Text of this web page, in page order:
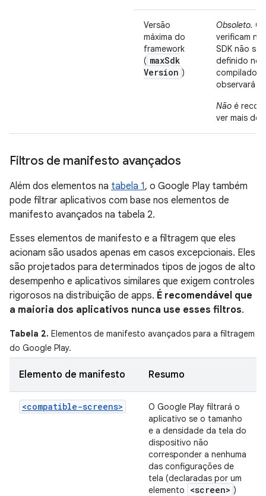
Versão
máxima do
framework
( maxSdk
Version )
Obsoleto. O
verificam
SDK não
definido no
compilados
observará
Não é
ver mais
Filtros de manifesto avançados
Além dos elementos na tabela 1, o Google Play também
pode filtrar aplicativos com base nos elementos de
manifesto avançados na tabela 2.
Esses elementos de manifesto e a filtragem que eles
acionam são usados apenas em casos excepcionais. Eles
são projetados para determinados tipos de jogos de alto
desempenho e aplicativos similares que exigem controles
rigorosos na distribuição de apps. É recomendável que
a maioria dos aplicativos nunca use esses filtros.
Tabela 2. Elementos de manifesto avançados para a filtragem
do Google Play.
Elemento de manifesto Resumo
<compatible-screens>
O Google Play filtrará o
aplicativo se o tamanho
e a densidade da tela do
dispositivo não
corresponder a nenhuma
das configurações de
tela (declaradas por um
elemento
<screen> )